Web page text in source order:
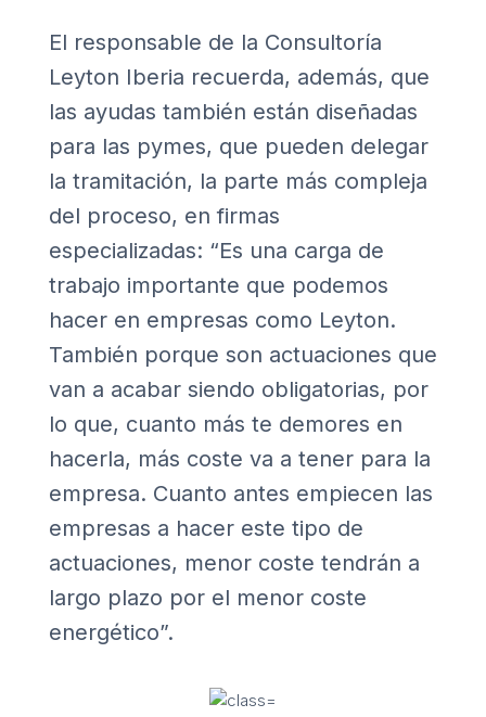
El responsable de la Consultoría
Leyton Iberia recuerda, además, que
las ayudas también están diseñadas
para las pymes, que pueden delegar
la tramitación, la parte más compleja
del proceso, en firmas
especializadas: “Es una carga de
trabajo importante que podemos
hacer en empresas como Leyton.
También porque son actuaciones que
van a acabar siendo obligatorias, por
lo que, cuanto más te demores en
hacerla, más coste va a tener para la
empresa. Cuanto antes empiecen las
empresas a hacer este tipo de
actuaciones, menor coste tendrán a
largo plazo por el menor coste
energético”.